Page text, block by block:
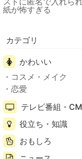
カテゴリ
かわいい
コスメ・メイク
恋愛
テレビ番組・CM
役立ち・知識
おもしろ